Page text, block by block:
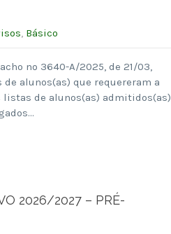
, Básico
nº 3640-A/2025, de 21/03,
alunos(as) que requereram a
listas de alunos(as) admitidos(as)
2026/2027 – PRÉ-